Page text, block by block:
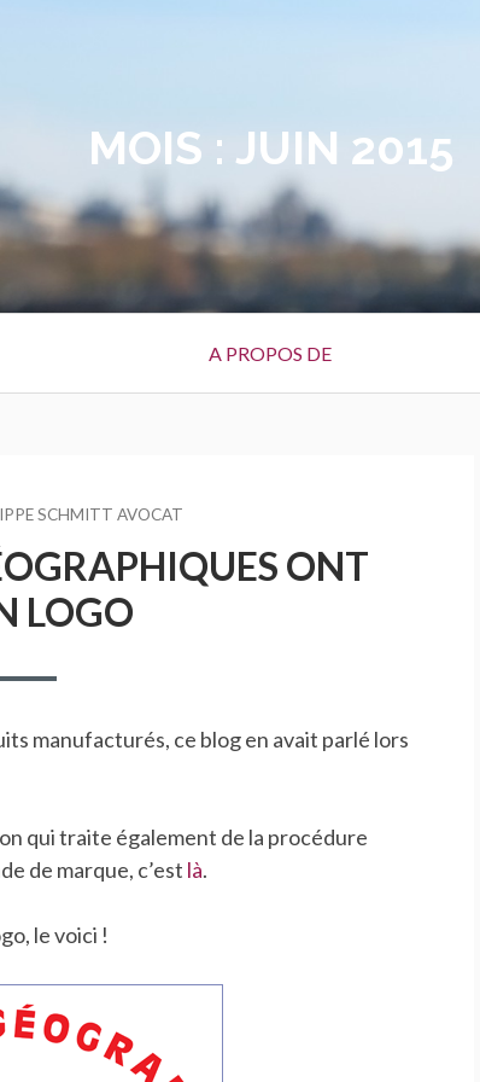
MOIS : JUIN 2015
A PROPOS DE
SCHMITT AVOCAT
ONT
LOGO
manufacturés, ce blog en avait parlé lors
qui traite également de la procédure
de marque, c’est là.
le voici !